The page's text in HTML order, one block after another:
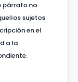
párrafo no
sujetos
en el
a la